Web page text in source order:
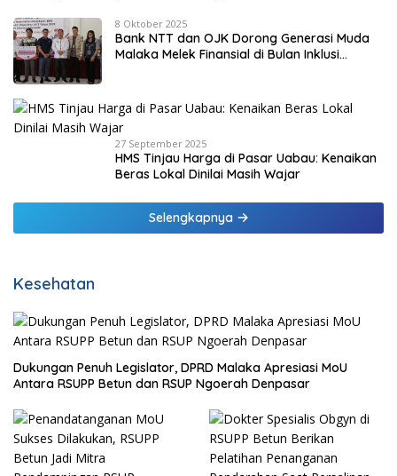
8 Oktober 2025
Bank NTT dan OJK Dorong Generasi Muda
Malaka Melek Finansial di Bulan Inklusi
27 September 2025
HMS Tinjau Harga di Pasar Uabau: Kenaikan
Beras Lokal Dinilai Masih Wajar
Selengkapnya
Kesehatan
Dukungan Penuh Legislator, DPRD Malaka Apresiasi MoU
Antara RSUPP Betun dan RSUP Ngoerah Denpasar